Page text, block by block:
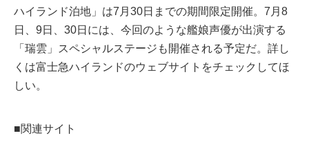
ハイランド泊地」は7月30日までの期間限定開催。7月8
日、9日、30日には、今回のような艦娘声優が出演する
「瑞雲」スペシャルステージも開催される予定だ。詳し
くは富士急ハイランドのウェブサイトをチェックしてほ
しい。
■関連サイト